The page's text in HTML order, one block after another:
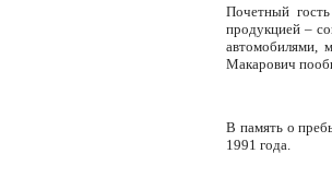
Почетный
продукцией –
автомобилями,
Макарович
В память о
1991 года.